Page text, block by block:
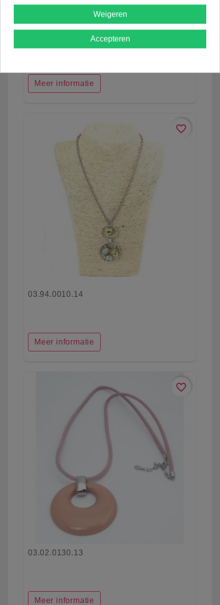
Meer informatie
favorite_border
03.94.0010.14
Meer informatie
favorite_border
03.02.0130.13
Meer informatie
Weigeren
Accepteren